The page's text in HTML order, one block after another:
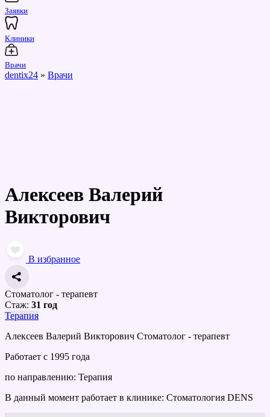
Заявки
Клиники
Врачи
dentix24 » Врачи
Алексеев Валерий
Викторович
В избранное
Стоматолог - терапевт
Стаж: 31 год
Терапия
Алексеев Валерий Викторович Стоматолог - терапевт
Работает с 1995 года
по направлению: Терапия
В данный момент работает в клинике: Стоматология DENS